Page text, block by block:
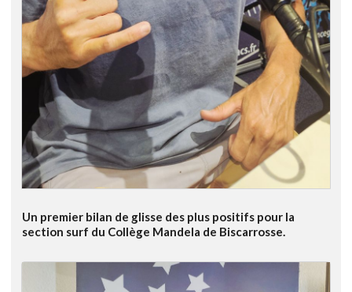
Un premier bilan de glisse des plus positifs pour la
section surf du Collège Mandela de Biscarrosse.